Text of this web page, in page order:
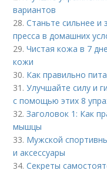
вариантов
28.Станьте сильнее и
пресса в домашних
29.Чистая кожа в 7
кожи
30. Как правильно
31.Улучшайте силу и
с помощью этих 8
32.Заголовок 1: Как
мышцы
33. Мужской
и аксессуары
34.Секреты